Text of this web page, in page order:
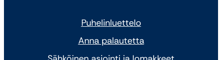
Puhelinluettelo
Anna palautetta